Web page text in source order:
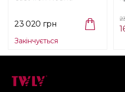
(21177201294475)
23 020 грн
Закінчується